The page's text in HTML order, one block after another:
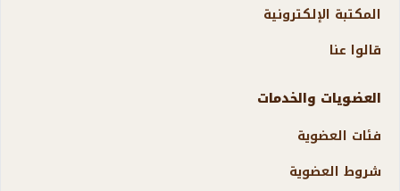
المكتبة الإلكترونية
قالوا عنا
العضويات والخدمات
فئات العضوية
شروط العضوية